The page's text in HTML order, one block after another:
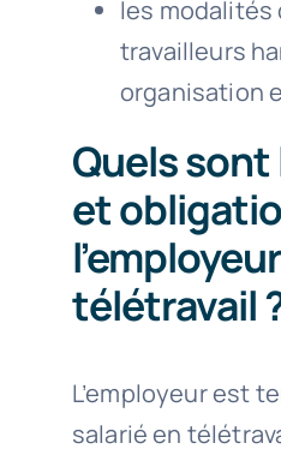
les modalités
travailleurs
organisation
Quels
et
télétravail
L’employeur est
salarié en